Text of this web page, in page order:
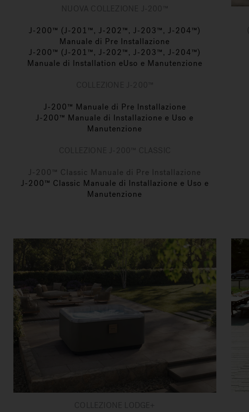
J-200™ (J-201™, J-202™, J-203™, J-204™)
Manuale di Pre Installazione
J-200™ (J-201™, J-202™, J-203™, J-204™)
Manuale di Installation eUso e Manutenzione
J-200™ Manuale di Pre Installazione
J-200™ Manuale di Installazione e Uso e
Manutenzione
J-200™ Classic Manuale di Pre Installazione
J-200™ Classic Manuale di Installazione e Uso e
Manutenzione